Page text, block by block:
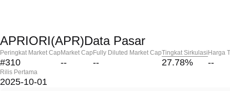
APRIORI(APR)Data Pasar
Peringkat Market Cap
#310
Market Cap
--
Fully Diluted Market Cap
--
Tingkat Sirkulasi
27.78%
Harga
--
Rilis Pertama
2025-10-01